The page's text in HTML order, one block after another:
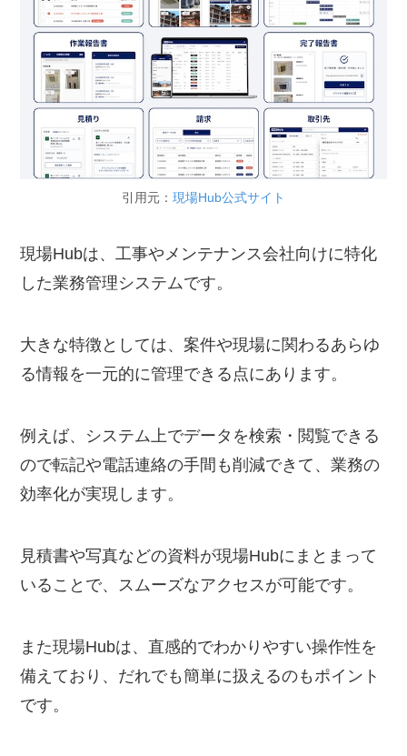
引用元： 現場Hub公式サイト
現場Hubは、工事やメンテナンス会社向けに特化
した業務管理システムです。
大きな特徴としては、案件や現場に関わるあらゆ
る情報を一元的に管理できる点にあります。
例えば、システム上でデータを検索・閲覧できる
ので転記や電話連絡の手間も削減できて、業務の
効率化が実現します。
見積書や写真などの資料が現場Hubにまとまって
いることで、スムーズなアクセスが可能です。
また現場Hubは、直感的でわかりやすい操作性を
備えており、だれでも簡単に扱えるのもポイント
です。